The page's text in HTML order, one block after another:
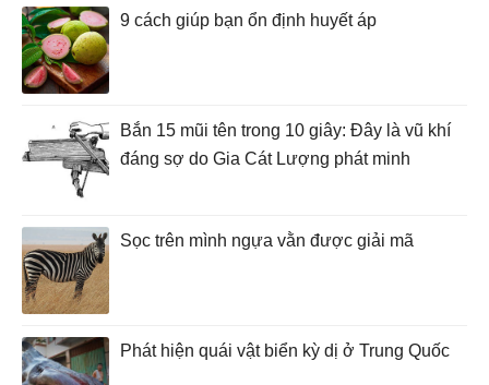
9 cách giúp bạn ổn định huyết áp
Bắn 15 mũi tên trong 10 giây: Đây là vũ khí
đáng sợ do Gia Cát Lượng phát minh
Sọc trên mình ngựa vằn được giải mã
Phát hiện quái vật biển kỳ dị ở Trung Quốc